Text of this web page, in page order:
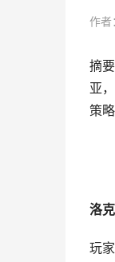
作者
摘
亚
策
洛
玩